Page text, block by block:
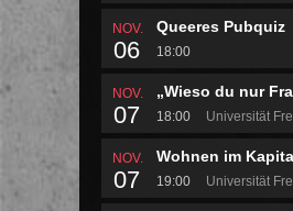
NOV.
06
Queeres Pubquiz
18:00
NOV.
07
„Wieso du nur
18:00 Universität
NOV.
07
Wohnen im
19:00 Universität